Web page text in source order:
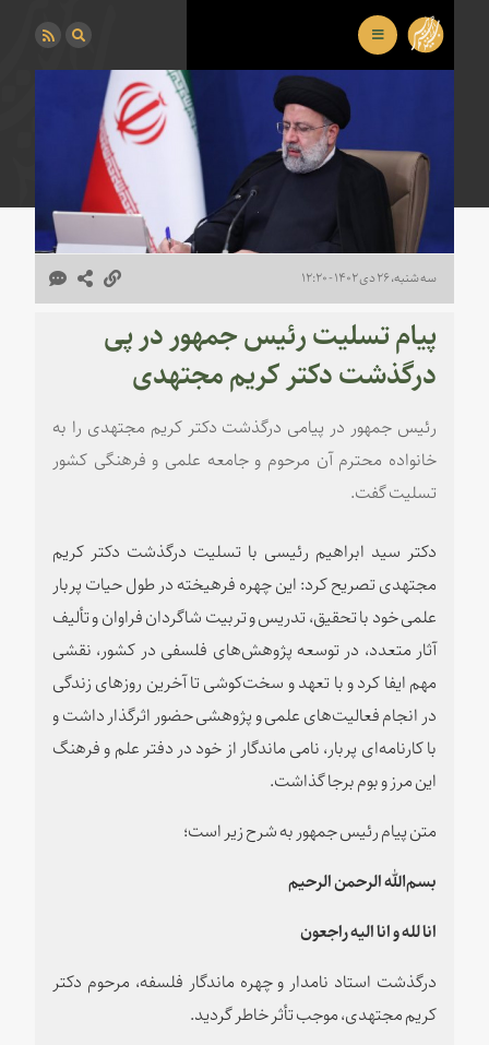
سه شنبه، ۲۶ دی ۱۴۰۲ - ۱۲:۲۰
پیام تسلیت رئیس جمهور در پی
درگذشت دکتر کریم مجتهدی
رئیس جمهور در پیامی درگذشت دکتر کریم مجتهدی را به
خانواده محترم آن مرحوم و جامعه علمی و فرهنگی کشور
تسلیت گفت.
دکتر سید ابراهیم رئیسی با تسلیت درگذشت دکتر کریم
مجتهدی تصریح کرد: این چهره فرهیخته در طول حیات پربار
علمی خود با تحقیق، تدریس و تربیت شاگردان فراوان و تألیف
آثار متعدد، در توسعه پژوهش‌های فلسفی در کشور، نقشی
مهم ایفا کرد و با تعهد و سخت‌کوشی تا آخرین روزهای زندگی
در انجام فعالیت‌های علمی و پژوهشی حضور اثرگذار داشت و
با کارنامه‌ای پربار، نامی ماندگار از خود در دفتر علم و فرهنگ
این مرز و بوم برجا گذاشت.
متن پیام رئیس جمهور به شرح زیر است؛
بسم‌الله الرحمن الرحیم
انا لله و انا الیه راجعون
درگذشت استاد نامدار و چهره ماندگار فلسفه، مرحوم دکتر
کریم مجتهدی، موجب تأثر خاطر گردید.